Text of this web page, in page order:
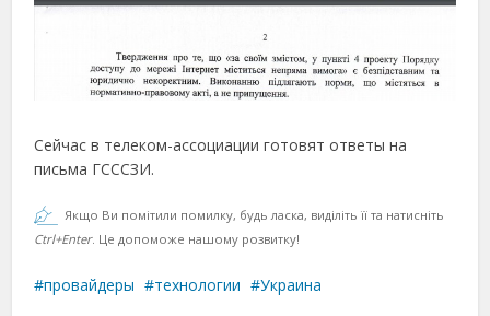
Сейчас в телеком-ассоциации готовят ответы на
письма ГСССЗИ.
Якщо Ви помітили помилку, будь ласка, виділіть її та натисніть
Ctrl+Enter. Це допоможе нашому розвитку!
провайдеры технологии Украина